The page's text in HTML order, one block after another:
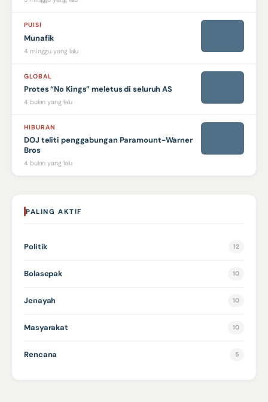
PUISI
Munafik
4 minggu yang lalu
GLOBAL
Protes “No Kings” meletus di seluruh AS
4 bulan yang lalu
HIBURAN
DOJ teliti penggabungan Paramount-Warner
Bros
4 bulan yang lalu
PALING AKTIF
Politik 12
Bolasepak 10
Jenayah 10
Masyarakat 10
Rencana 5